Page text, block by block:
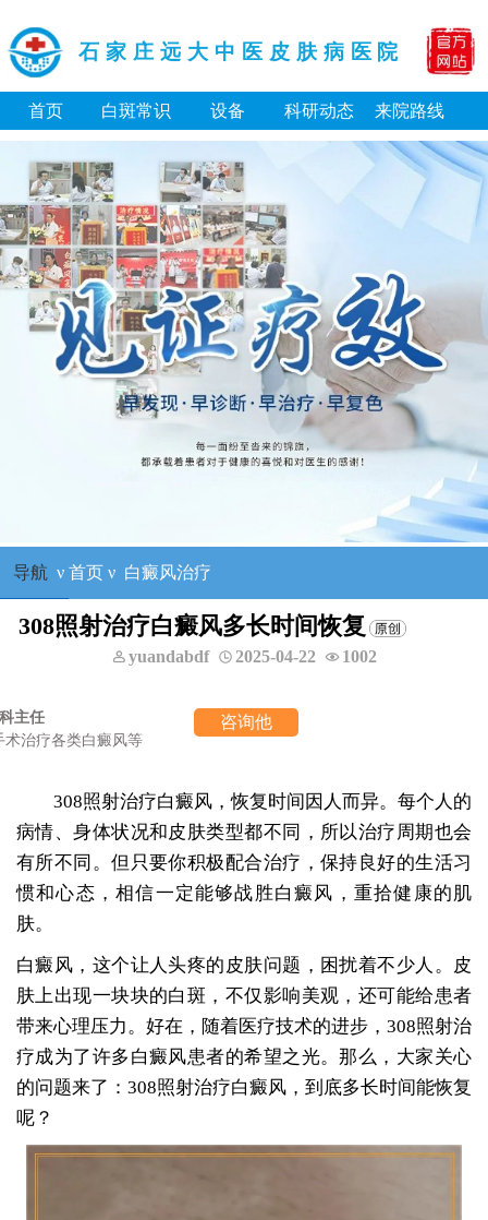
石家庄远大中医皮肤病医院
首页 白斑常识 设备 科研动态 来院路线
导航 ν 首页ν 白癜风治疗
308照射治疗白癜风多长时间恢复
yuandabdf 2025-04-22 1002
擅长：头面部白癜风，青少年白癜风
308照射治疗白癜风，恢复时间因人而异。每个人的
病情、身体状况和皮肤类型都不同，所以治疗周期也会
有所不同。但只要你积极配合治疗，保持良好的生活习
惯和心态，相信一定能够战胜白癜风，重拾健康的肌
肤。
白癜风，这个让人头疼的皮肤问题，困扰着不少人。皮
肤上出现一块块的白斑，不仅影响美观，还可能给患者
带来心理压力。好在，随着医疗技术的进步，308照射治
疗成为了许多白癜风患者的希望之光。那么，大家关心
的问题来了：308照射治疗白癜风，到底多长时间能恢复
呢？